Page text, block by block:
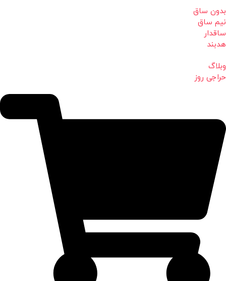
بدون ساق
نیم ساق
ساقدار
هدبند
وبلاگ
حراجی روز